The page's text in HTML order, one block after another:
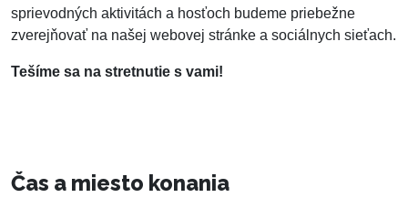
sprievodných aktivitách a hosťoch budeme priebežne
zverejňovať na našej webovej stránke a sociálnych sieťach.
Tešíme sa na stretnutie s vami!
Čas a miesto konania